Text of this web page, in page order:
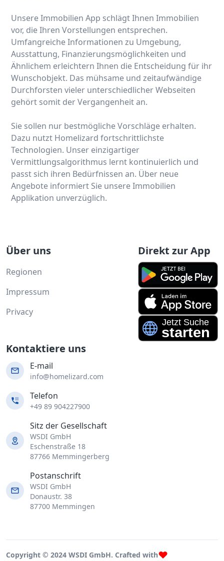
Unsere Immobilien App schlägt Ihnen Immobilien
vor, die Ihren Vorstellungen entsprechen.
Umfangreiche Informationen zu Umgebung,
Ausstattung, Finanzierungsmöglichkeiten und
Ähnlichem erleichtern Ihnen die Entscheidung für ihr
Wunschobjekt. Das mühsame und zeitaufwändige
Durchforsten vieler unterschiedlicher Webseiten
gehört somit der Vergangenheit an.
Sie sollen nur bestmögliche Vorschläge erhalten.
Dazu nutzt Homelizard fortschrittlichste
Technologien. Unser einzigartiger
Vermittlungsalgorithmus lernt kontinuierlich und
passt sich ihren Bedürfnissen an. Über neue
Angebote informiert Sie unsere Immobilien
Applikation unverzüglich.
Über uns
Regionen
Impressum
Privacy
Direkt zur App
Kontaktiere uns
E-mail
info@homelizard.com
Telefon
+49 89 904227900
Sitz der Gesellschaft
WSDI GmbH
Eschenstraße 18
87766 Memmingerberg
Postanschrift
WSDI GmbH
Donaustr. 38
87700 Memmingen
Copyright © 2024 WSDI GmbH. Crafted with